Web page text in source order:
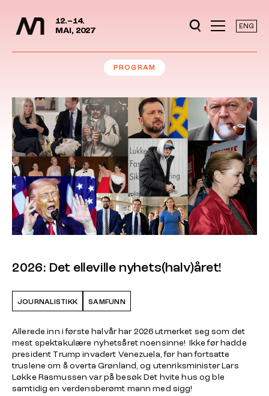
Hopp til hovedinnhold
12.–14.
MAI, 2027
ENG
PROGRAM
2026: Det elleville nyhets(halv)året!
JOURNALISTIKK SAMFUNN
Allerede inn i første halvår har 2026 utmerket seg som det
mest spektakulære nyhetsåret noensinne! Ikke før hadde
president Trump invadert Venezuela, før han fortsatte
truslene om å overta Grønland, og utenriksminister Lars
Løkke Rasmussen var på besøk Det hvite hus og ble
samtidig en verdensberømt mann med sigg!